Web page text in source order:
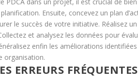
Ensuite, concevez un plan
le succès de votre initiative. Réalisez
et analysez les données pour
enfin les améliorations
organisation.
ERREURS